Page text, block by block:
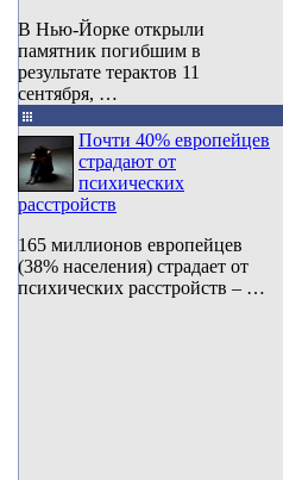
В Нью-Йорке открыли
памятник погибшим в
результате терактов 11
сентября, …
Почти 40% европейцев
страдают от
психических
расстройств
165 миллионов европейцев
(38% населения) страдает от
психических расстройств – …